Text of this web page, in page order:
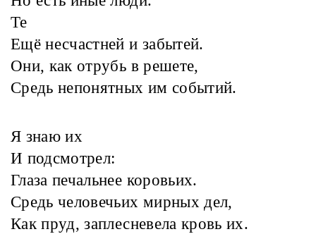
Те
Ещё несчастней и забытей.
Они, как отрубь в решете,
Средь непонятных им событий.
Я знаю их
И подсмотрел:
Глаза печальнее коровьих.
Средь человечьих мирных дел,
Как пруд, заплесневела кровь их.